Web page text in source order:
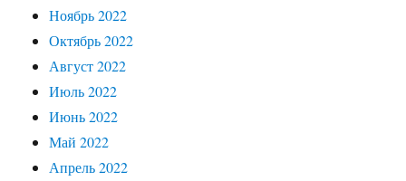
Ноябрь 2022
Октябрь 2022
Август 2022
Июль 2022
Июнь 2022
Май 2022
Апрель 2022